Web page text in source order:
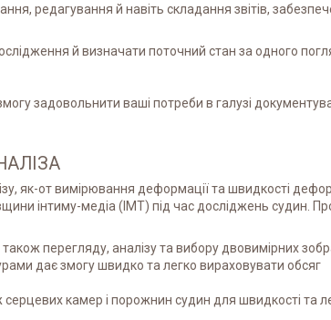
редагування й навіть складання звітів,
й визначати поточний стан за одного
задовольнити ваші потреби в галузі
як-от вимірювання деформації та швидкості
інтиму-медіа (IMT) під час досліджень судин.
також перегляду, аналізу та вибору двовимірних
дає змогу швидко та легко вираховувати обсяг
камер і порожнин судин для швидкості та